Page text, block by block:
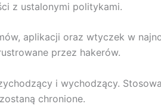
z ustalonymi politykami.
aplikacji oraz wtyczek w
przez hakerów.
i wychodzący.
chronione.